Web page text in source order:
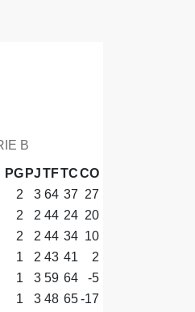
B
PG PJTFTCCO
2 3 64 37 27
2 2 44 24 20
2 2 44 34 10
1 2 43 41
2
1 3 59 64
-5
1 3 48 65-17